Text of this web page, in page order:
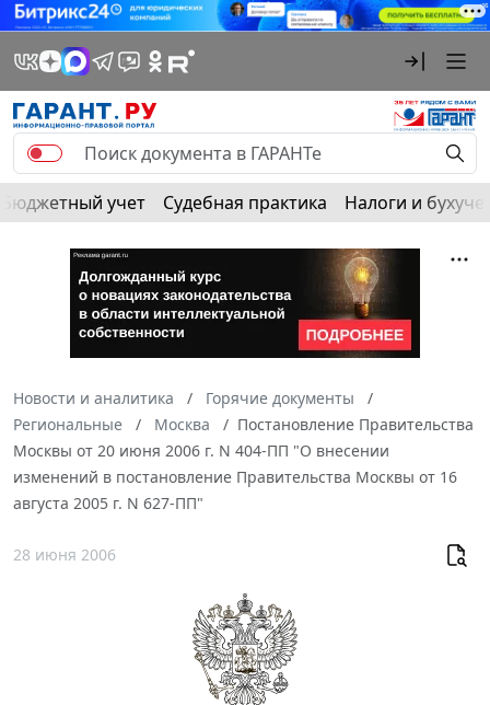
Бюджетный учет Судебная практика Налоги и
Новости и аналитика
Горячие документы
Региональные
Москва
Постановление Правительства
Москвы от 20 июня 2006 г. N 404-ПП "О внесении
изменений в постановление Правительства Москвы от 16
августа 2005 г. N 627-ПП"
28 июня 2006